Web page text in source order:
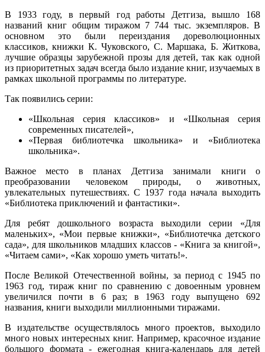
В 1933 году, в первый год работы Детгиза, вышло 168
названий книг общим тиражом 7 744 тыс. экземпляров. В
основном это были переиздания дореволюционных
классиков, книжки К. Чуковского, С. Маршака, Б. Житкова,
лучшие образцы зарубежной прозы для детей, так как одной
из приоритетных задач всегда было издание книг, изучаемых в
рамках школьной программы по литературе.
Так появились серии:
«Школьная серия классиков» и «Школьная серия
современных писателей»,
«Первая библиотечка школьника» и «Библиотека
школьника».
Важное место в планах Детгиза занимали книги о
преобразовании человеком природы, о животных,
увлекательных путешествиях. С 1937 года начала выходить
«Библиотека приключений и фантастики».
Для ребят дошкольного возраста выходили серии «Для
маленьких», «Мои первые книжки», «Библиотечка детского
сада», для школьников младших классов - «Книга за книгой»,
«Читаем сами», «Как хорошо уметь читать!».
После Великой Отечественной войны, за период с 1945 по
1963 год, тираж книг по сравнению с довоенным уровнем
увеличился почти в 6 раз; в 1963 году выпущено 692
названия, книги выходили миллионными тиражами.
В издательстве осуществлялось много проектов, выходило
много новых интересных книг. Например, красочное издание
большого формата - ежегодная книга-календарь для детей